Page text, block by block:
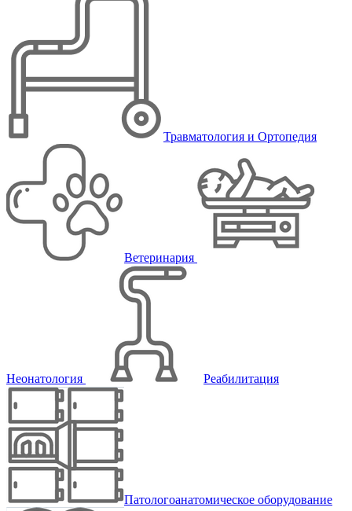
Травматология и Ортопедия
Ветеринария
Неонатология Реабилитация
Патологоанатомическое оборудование